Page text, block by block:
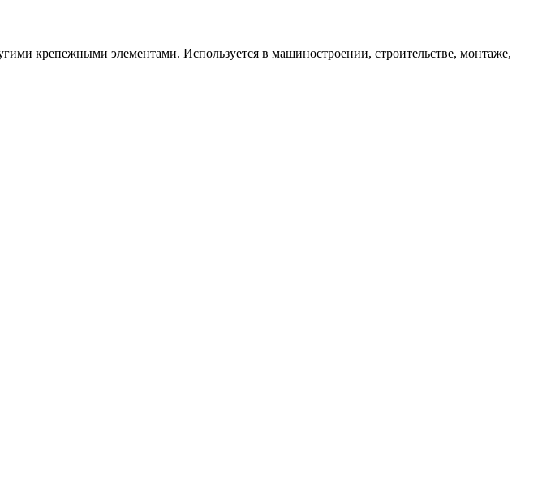
крепежными элементами. Используется в машиностроении, строительстве, монтаже,